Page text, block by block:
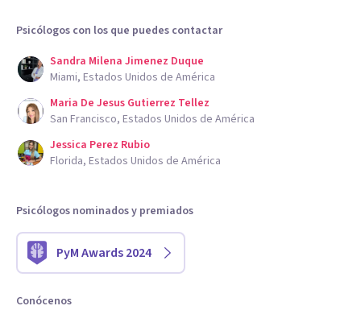
Psicólogos con los que puedes contactar
Sandra Milena Jimenez Duque
Miami, Estados Unidos de América
Maria De Jesus Gutierrez Tellez
San Francisco, Estados Unidos de América
Jessica Perez Rubio
Florida, Estados Unidos de América
Psicólogos nominados y premiados
PyM Awards 2024
Conócenos